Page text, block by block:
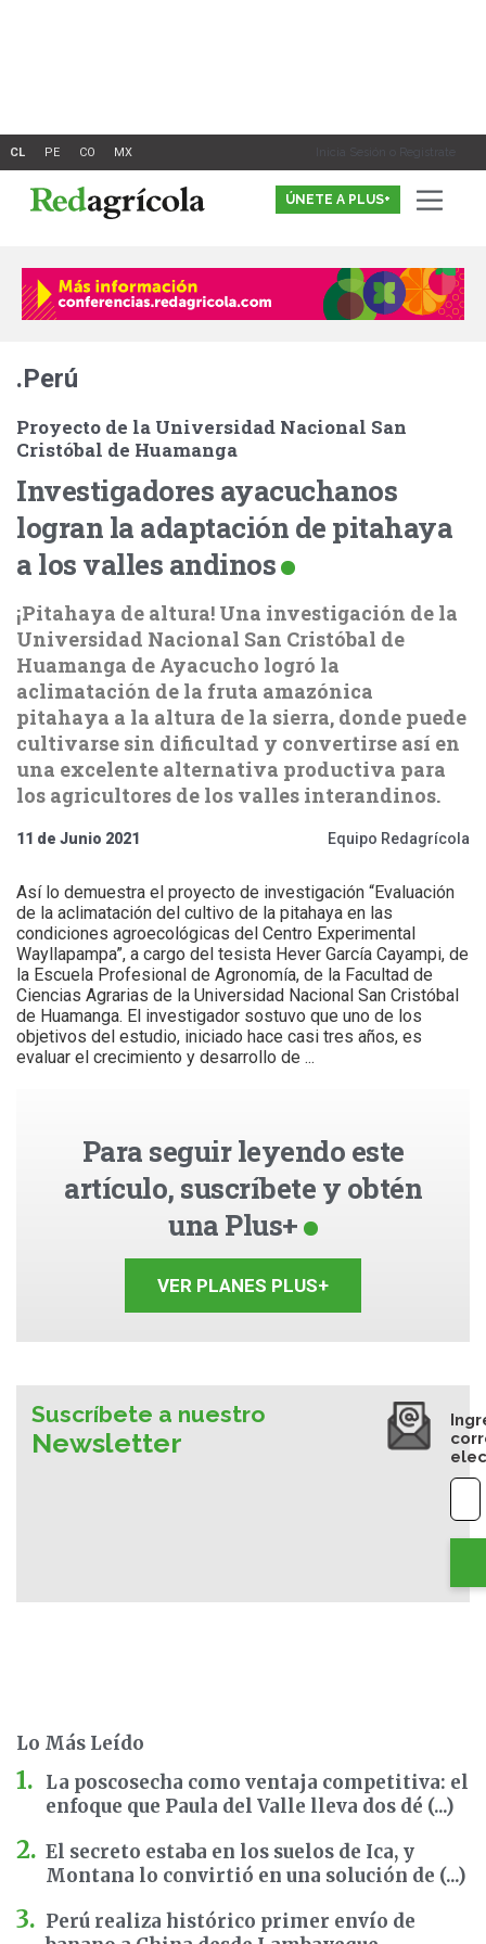
Inicia Sesión o Registrate
ÚNETE A PLUS+
.Perú
Proyecto de la Universidad Nacional San
Cristóbal de Huamanga
Investigadores ayacuchanos
logran la adaptación de pitahaya
a los valles andinos
¡Pitahaya de altura! Una investigación de la
Universidad Nacional San Cristóbal de
Huamanga de Ayacucho logró la
aclimatación de la fruta amazónica
pitahaya a la altura de la sierra, donde puede
cultivarse sin dificultad y convertirse así en
una excelente alternativa productiva para
los agricultores de los valles interandinos.
11 de Junio 2021 Equipo Redagrícola
Así lo demuestra el proyecto de investigación “Evaluación
de la aclimatación del cultivo de la pitahaya en las
condiciones agroecológicas del Centro Experimental
Wayllapampa”, a cargo del tesista Hever García Cayampi, de
la Escuela Profesional de Agronomía, de la Facultad de
Ciencias Agrarias de la Universidad Nacional San Cristóbal
de Huamanga. El investigador sostuvo que uno de los
objetivos del estudio, iniciado hace casi tres años, es
evaluar el crecimiento y desarrollo de ...
Para seguir leyendo este
artículo, suscríbete y obtén
una Plus+
VER PLANES PLUS+
Suscríbete a nuestro
Newsletter
Lo Más Leído
La poscosecha como ventaja competitiva: el
enfoque que Paula del Valle lleva dos dé (...)
El secreto estaba en los suelos de Ica, y
Montana lo convirtió en una solución de (...)
Perú realiza histórico primer envío de